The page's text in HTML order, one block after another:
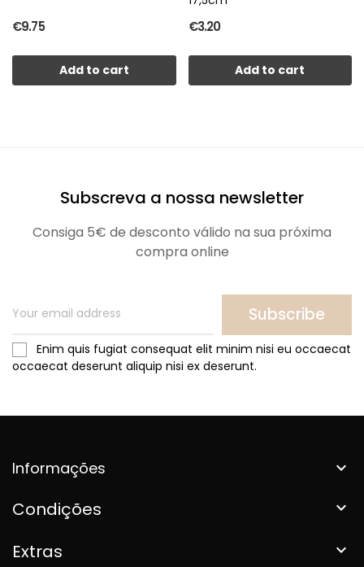
€9.75
Add to cart
€3.20
Add to cart
Subscreva a nossa newsletter
Consiga 5€ de desconto válido na sua próxima
compra online
Subscribe
Enim quis fugiat consequat elit minim nisi eu occaecat
occaecat deserunt aliquip nisi ex deserunt.
Informações 
Condições 
Extras 